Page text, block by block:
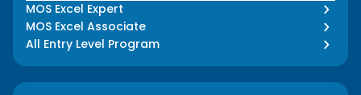
MOS Excel Expert
MOS Excel Associate
All Entry Level Program